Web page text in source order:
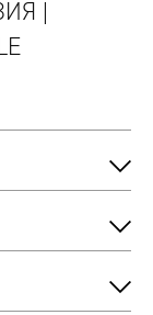
|
36, Форма: